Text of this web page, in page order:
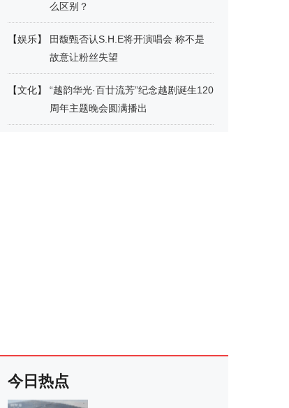
么区别？
【娱乐】
田馥甄否认S.H.E将开演唱会 称不是
故意让粉丝失望
【文化】
“越韵华光·百廿流芳”纪念越剧诞生120
周年主题晚会圆满播出
今日热点